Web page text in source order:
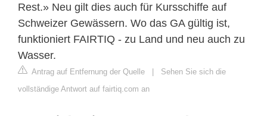
Rest.» Neu gilt dies auch für Kursschiffe auf
Schweizer Gewässern. Wo das GA gültig ist,
funktioniert FAIRTIQ - zu Land und neu auch zu
Wasser.
Antrag auf Entfernung der Quelle | Sehen Sie sich die
vollständige Antwort auf fairtiq.com an